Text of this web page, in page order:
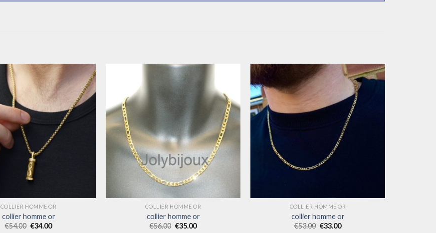
COLLIER HOMME OR
collier homme or
€54.00 €34.00
COLLIER HOMME OR
collier homme or
€56.00 €35.00
COLLIER HOMME OR
collier homme or
€53.00 €33.00